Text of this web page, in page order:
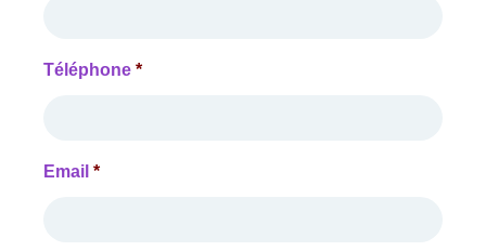
Téléphone *
Email *